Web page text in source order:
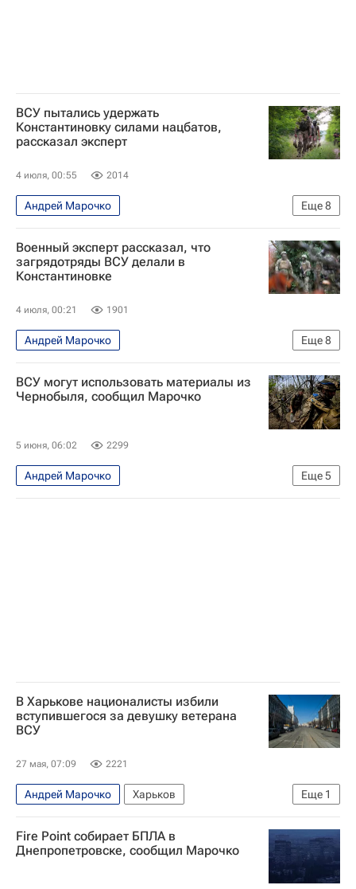
ВСУ пытались удержать
Константиновку силами нацбатов,
рассказал эксперт
4 июля, 00:55 2014
Еще8
Андрей Марочко
Специальная военная операция на Украине
Безопасность
Константиновка
Донецкая Народная Республика
Владимир Путин
Вооруженные силы Украины
Военный эксперт рассказал, что
загрядотряды ВСУ делали в
Константиновке
4 июля, 00:21 1901
Еще8
Андрей Марочко
Специальная военная операция на Украине
Безопасность
Константиновка
Россия
Владимир Путин
Вооруженные силы Украины
ВСУ могут использовать материалы из
Чернобыля, сообщил Марочко
5 июня, 06:02 2299
Еще5
Андрей Марочко
Специальная военная операция на Украине
В Харькове националисты избили
вступившегося за девушку ветерана
ВСУ
27 мая, 07:09 2221
Еще 1
Андрей Марочко
Харьков
Вооруженные силы Украины
Fire Point собирает БПЛА в
Днепропетровске, сообщил Марочко